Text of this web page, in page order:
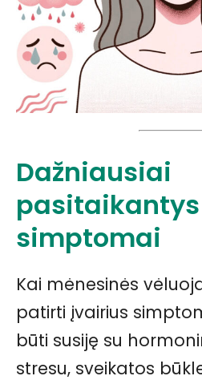
Dažniausiai
pasitaikantys
simptomai
Kai mėnesinės
patirti įvairius
būti susiję su
stresu, sveikatos